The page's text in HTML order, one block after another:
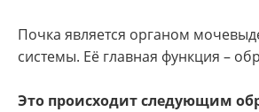
Почка является органом
системы. Её главная функция –
Это происходит следующим